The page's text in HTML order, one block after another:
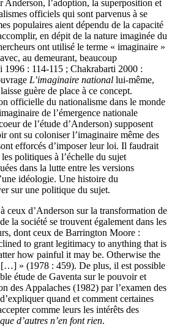
Anderson, l’adoption, la superposition et
officiels qui sont parvenus à se
populaires aient dépendu de la capacité
en dépit de la nature imaginée du
ont utilisé le terme « imaginaire »
au demeurant, beaucoup
1996 : 114-115 ; Chakrabarti 2000 :
L’imaginaire national lui-même,
guère de place à ce concept.
officielle du nationalisme dans le monde
de l’émergence nationale
de l’étude d’Anderson) supposent
ont su coloniser l’imaginaire même des
efforcés d’imposer leur loi. Il faudrait
politiques à l’échelle du sujet
dans la lutte entre les versions
idéologie. Une histoire du
sur une politique du sujet.
ceux d’Anderson sur la transformation de
la société se trouvent également dans les
dont ceux de Barrington Moore :
to grant legitimacy to anything that is
how painful it may be. Otherwise the
» (1978 : 459). De plus, il est possible
étude de Gaventa sur le pouvoir et
des Appalaches (1982) par l’examen des
quand et comment certaines
comme leurs les intérêts des
d’autres n’en font rien.